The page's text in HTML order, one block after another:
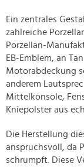
Ein zentrales
zahlreiche
Porzellan-
EB-Emblem, an
Motorabdeckung
anderem
Mittelkonsole,
Kniepolster aus
Die Herstellung
anspruchsvoll, da
schrumpft. Diese